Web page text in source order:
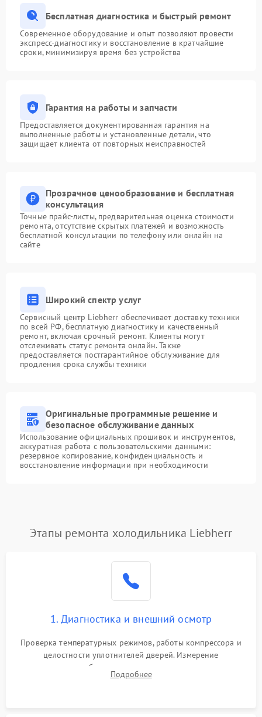
Бесплатная диагностика и быстрый ремонт
Современное оборудование и опыт позволяют провести
экспресс-диагностику и восстановление в кратчайшие
сроки, минимизируя время без устройства
Гарантия на работы и запчасти
Предоставляется документированная гарантия на
выполненные работы и установленные детали, что
защищает клиента от повторных неисправностей
Прозрачное ценообразование и бесплатная
консультация
Точные прайс-листы, предварительная оценка стоимости
ремонта, отсутствие скрытых платежей и возможность
бесплатной консультации по телефону или онлайн на
сайте
Широкий спектр услуг
Сервисный центр Liebherr обеспечивает доставку техники
по всей РФ, бесплатную диагностику и качественный
ремонт, включая срочный ремонт. Клиенты могут
отслеживать статус ремонта онлайн. Также
предоставляется постгарантийное обслуживание для
продления срока службы техники
Оригинальные программные решение и
безопасное обслуживание данных
Использование официальных прошивок и инструментов,
аккуратная работа с пользовательскими данными:
резервное копирование, конфиденциальность и
восстановление информации при необходимости
Этапы ремонта холодильника Liebherr
1. Диагностика и внешний осмотр
Проверка температурных режимов, работы компрессора и
целостности уплотнителей дверей. Измерение
сопротивления обмоток мотора, проверка термостата и
считывание кодов ошибок с электронного дисплея.
Подробнее